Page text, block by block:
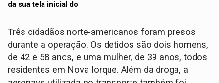
Três cidadãos norte-americanos foram presos
durante a operação. Os detidos são dois homens,
de 42 e 58 anos, e uma mulher, de 39 anos, todos
residentes em Nova Iorque. Além da droga, a